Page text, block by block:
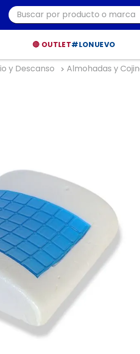
Buscar por producto o marca
🔴 OUTLET#LONUEVO
y Descanso Almohadas y
BUSCADOS